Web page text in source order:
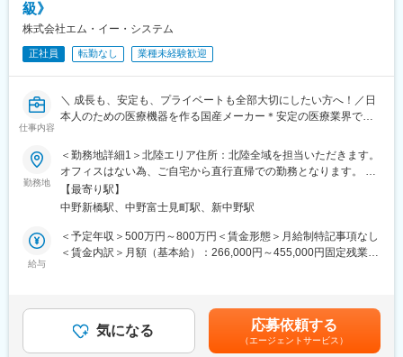
＜製品情報＞
・人工関節（ヒップ・ニー領域）
台湾で製造される精密な人工関節は、アジア人の骨格にフィット
アジア人に特化した製品として医師や患者から喜ばれています。
18名の営業社員が活躍。外資系ながらわからないことは気軽に聞
ける環境です。
■働き方
・残業の有無を含めて、全てご自身の裁量で調整いただけます。
残業実態は平均1日1Hほどです。
・緊急手術は基本的にないため、土日夜間などの緊急の呼び出し
は基本ございません。
入社後3週間程度は横浜本社での座学研修を行い、まず製品につい
て学んでいただき、その後経験豊富な営業担当がOJTでサポート
いたします。
級》
株式会社エム・イー・システム
正社員 転勤なし 業種未経験歓迎
仕事内容
＼ 成長も、安定も、プライベートも全部大切にしたい方へ！／日
本人のための医療機器を作る国産メーカー＊安定の医療業界で活
＜本求人のポイント＞
◇営業スキルを“専門性”に！医療業界で市場価値も高まる◎
◇“売って終わり”じゃない！お客様とじっくり向き合い、信頼関係
を築くやりがい！
◇頑張りはしっかり評価！年2回のインセンティブ制度あり。
◇安心の教育体制◎座学研修＋OJTで、医療業界の基礎から学べ
■入社後の流れ
（1）ご入社後3カ月前後は、東京もしくは大阪営業所にて研修を
勤務地
＜勤務地詳細1＞北陸エリア住所：北陸全域を担当いただきます。
オフィスはない為、ご自宅から直行直帰での勤務となります。 受
動喫煙対策：屋内喫煙可能場所あり＜勤務地詳細2＞本社住所：東
京都中野区弥生町2-13-4 勤務地最寄駅：東京メトロ丸の内線／中
事業所（リモートワーク含む）
【最寄り駅】
中野新橋駅、中野富士見町駅、新中野駅
給与
＜予定年収＞500万円～800万円＜賃金形態＞月給制特記事項なし
＜賃金内訳＞月額（基本給）：266,000円～455,000円固定残業手
給与補足＞■昇給：年1回(8月) ■賞与：年2回(7月、12月) ■インセ
ンティブ：年2回※基本給以外に、営業外勤手当、管理職手当、家
族手当(該当者のみ)等を支給します。※金額は前職考慮のうえで決
気になる 応募依頼する
（エージェントサービス）